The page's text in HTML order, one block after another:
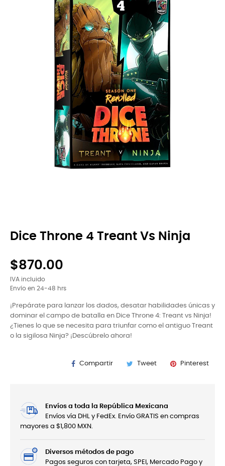
Dice Throne 4 Treant Vs Ninja
$870.00
IVA incluido
Envío en 24-48 hrs
¡Prepárate para lanzar los dados, desatar habilidades únicas y
dominar el campo de batalla en Dice Throne 4: Treant vs Ninja!
¿Tienes lo que se necesita para triunfar como el antiguo Treant
o la sigilosa Ninja? ¡Descúbrelo ahora!
Compartir Tweet Pinterest
Envíos a toda la República Mexicana
Envíos vía DHL y FedEx. Envío GRATIS en compras
mayores a $1,800 MXN.
Diversos métodos de pago
Pagos seguros con tarjeta, SPEI, Mercado Pago y